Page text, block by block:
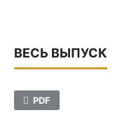
ВЕСЬ ВЫПУСК
PDF